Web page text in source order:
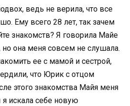
ведь не верила, что все
Ему всего 28 лет, так зачем
знакомств? Я говорила Майе
но она меня совсем не слушала.
ее с мамой и сестрой,
что Юрик с отцом
этого знакомства Майя меня
искала себе новую